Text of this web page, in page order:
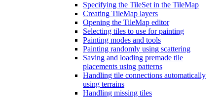
Specifying the TileSet in the TileMap
Creating TileMap layers
Opening the TileMap editor
Selecting tiles to use for painting
Painting modes and tools
Painting randomly using scattering
Saving and loading premade tile
placements using patterns
Handling tile connections automatically
using terrains
Handling missing tiles